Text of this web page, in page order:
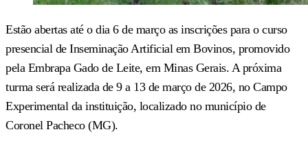
Estão abertas até o dia 6 de março as inscrições para o curso
presencial de Inseminação Artificial em Bovinos, promovido
pela Embrapa Gado de Leite, em Minas Gerais. A próxima
turma será realizada de 9 a 13 de março de 2026, no Campo
Experimental da instituição, localizado no município de
Coronel Pacheco (MG).